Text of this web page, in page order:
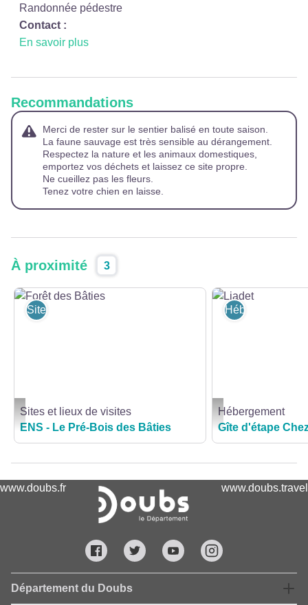
Randonnée pédestre
Contact :
En savoir plus
Recommandations
Merci de rester sur le sentier balisé en toute saison.
La faune sauvage est très sensible au dérangement.
Respectez la nature et les animaux domestiques,
emportez vos déchets et laissez ce site propre.
Ne cueillez pas les fleurs.
Tenez votre chien en laisse.
À proximité 3
Forêt des Bâties - CD25
Sites et lieux de visites
Sites et lieux de visites
ENS - Le Pré-Bois des Bâties
Liadet - AubryBouveret
Hébergement
Hébergement
Gîte d'étape
www.doubs.fr www.doubs.travel
Département du Doubs